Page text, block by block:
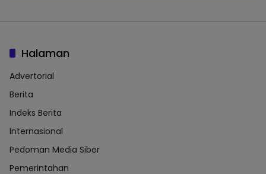
Halaman
Advertorial
Berita
Indeks Berita
Internasional
Pedoman Media Siber
Pemerintahan